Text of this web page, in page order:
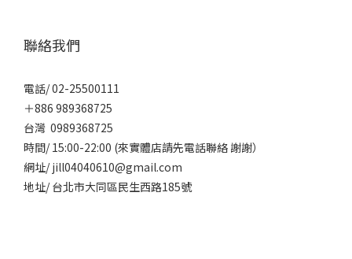
聯絡我們
電話/ 02-25500111
＋886 989368725
台灣 0989368725
時間/ 15:00-22:00 (來實體店請先電話聯絡 謝謝）
網址/ jill04040610@gmail.com
地址/ 台北市大同區民生西路185號